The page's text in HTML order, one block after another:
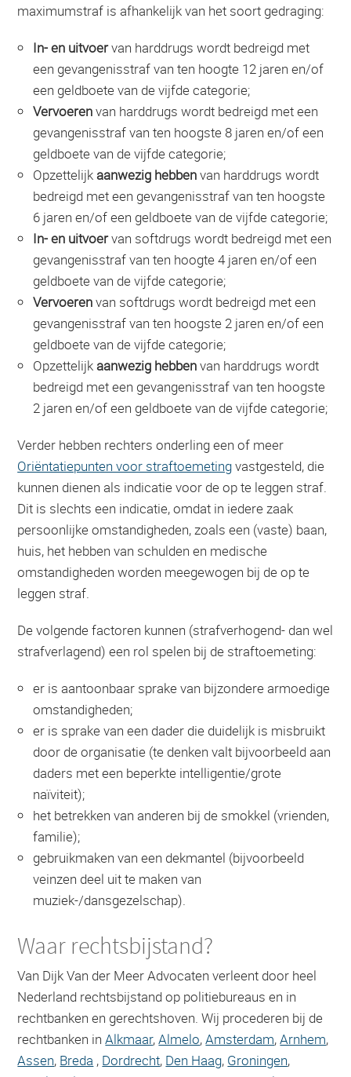
maximumstraf is afhankelijk van het soort gedraging:
In- en uitvoervan harddrugs wordt bedreigd met
een gevangenisstraf van ten hoogte 12 jaren en/of
een geldboete van de vijfde categorie;
Vervoerenvan harddrugs wordt bedreigd met een
gevangenisstraf van ten hoogste 8 jaren en/of een
geldboete van de vijfde categorie;
Opzettelijkaanwezig hebbenvan harddrugs wordt
bedreigd met een gevangenisstraf van ten hoogste
6 jaren en/of een geldboete van de vijfde categorie;
In- en uitvoervan softdrugs wordt bedreigd met een
gevangenisstraf van ten hoogte 4 jaren en/of een
geldboete van de vijfde categorie;
Vervoerenvan softdrugs wordt bedreigd met een
gevangenisstraf van ten hoogste 2 jaren en/of een
geldboete van de vijfde categorie;
Opzettelijkaanwezig hebbenvan harddrugs wordt
bedreigd met een gevangenisstraf van ten hoogste
2 jaren en/of een geldboete van de vijfde categorie;
Verder hebben rechters onderling een of meer
Oriëntatiepunten voor straftoemetingvastgesteld, die
kunnen dienen als indicatie voor de op te leggen straf.
Dit is slechts een indicatie, omdat in iedere zaak
persoonlijke omstandigheden, zoals een (vaste) baan,
huis, het hebben van schulden en medische
omstandigheden worden meegewogen bij de op te
leggen straf.
De volgende factoren kunnen (strafverhogend- dan wel
strafverlagend) een rol spelen bij de straftoemeting:
er is aantoonbaar sprake van bijzondere armoedige
omstandigheden;
er is sprake van een dader die duidelijk is misbruikt
door de organisatie (te denken valt bijvoorbeeld aan
daders met een beperkte intelligentie/grote
naïviteit);
het betrekken van anderen bij de smokkel (vrienden,
familie);
gebruikmaken van een dekmantel (bijvoorbeeld
veinzen deel uit te maken van
muziek-/dansgezelschap).
Waar rechtsbijstand?
Van Dijk Van der Meer Advocaten verleent door heel
Nederland rechtsbijstand op politiebureaus en in
rechtbanken en gerechtshoven. Wij procederen bij de
rechtbanken inAlkmaar,Almelo,Amsterdam,Arnhem,
Assen, Breda , Dordrecht, Den Haag, Groningen,